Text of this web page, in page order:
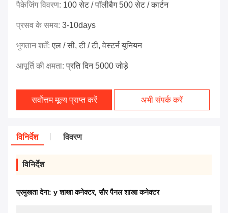
पैकेजिंग विवरण: 100 सेट / पॉलीबैग 500 सेट / कार्टन
प्रसव के समय: 3-10days
भुगतान शर्तें:एल / सी, टी / टी, वेस्टर्न यूनियन
आपूर्ति की क्षमता:प्रति दिन 5000 जोड़े
सर्वोत्तम मूल्य प्राप्त करें अभी संपर्क करें
विनिर्देश विवरण
विनिर्देश
प्रमुखता देना: y शाखा कनेक्टर,सौर पैनल शाखा कनेक्टर